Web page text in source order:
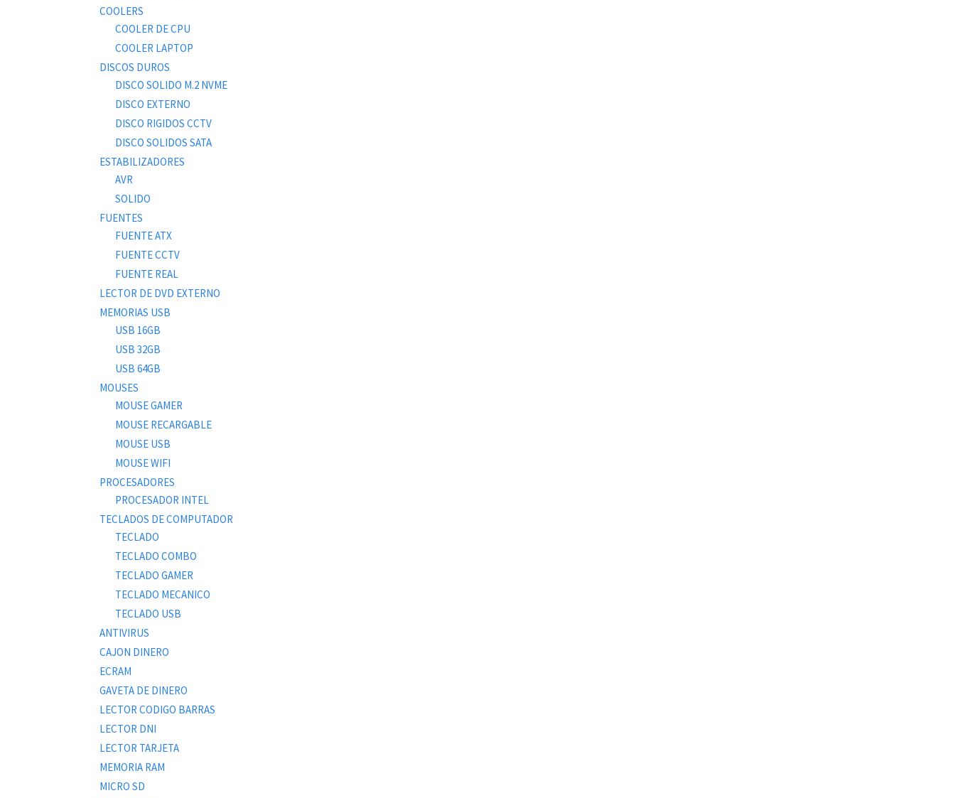
COOLERS
COOLER DE CPU
COOLER LAPTOP
DISCOS DUROS
DISCO SOLIDO M.2 NVME
DISCO EXTERNO
DISCO RIGIDOS CCTV
DISCO SOLIDOS SATA
ESTABILIZADORES
AVR
SOLIDO
FUENTES
FUENTE ATX
FUENTE CCTV
FUENTE REAL
LECTOR DE DVD EXTERNO
MEMORIAS USB
USB 16GB
USB 32GB
USB 64GB
MOUSES
MOUSE GAMER
MOUSE RECARGABLE
MOUSE USB
MOUSE WIFI
PROCESADORES
PROCESADOR INTEL
TECLADOS DE COMPUTADOR
TECLADO
TECLADO COMBO
TECLADO GAMER
TECLADO MECANICO
TECLADO USB
ANTIVIRUS
CAJON DINERO
ECRAM
GAVETA DE DINERO
LECTOR CODIGO BARRAS
LECTOR DNI
LECTOR TARJETA
MEMORIA RAM
MICRO SD